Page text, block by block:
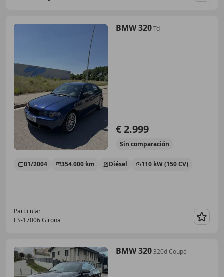
BMW 320Td
€ 2.999
Sin comparación
01/2004 354.000 km Diésel 110 kW (150 CV)
Particular
ES-17006 Girona
BMW 320320d Coupé